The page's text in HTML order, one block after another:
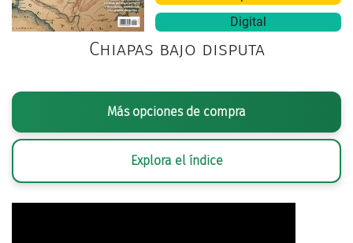
Digital
Chiapas bajo disputa
Más opciones de compra
Explora el índice